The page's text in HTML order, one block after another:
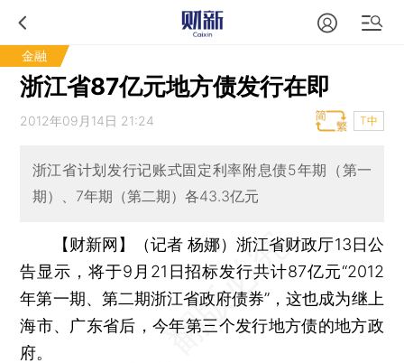
金融
浙江省87亿元地方债发行在即
2012年09月14日 21:24 T中
浙江省计划发行记账式固定利率附息债5年期（第一
期）、7年期（第二期）各43.3亿元
【财新网】（记者 杨娜）浙江省财政厅13日公
告显示，将于9月21日招标发行共计87亿元“2012
年第一期、第二期浙江省政府债券”，这也成为继上
海市、广东省后，今年第三个发行地方债的地方政
府。